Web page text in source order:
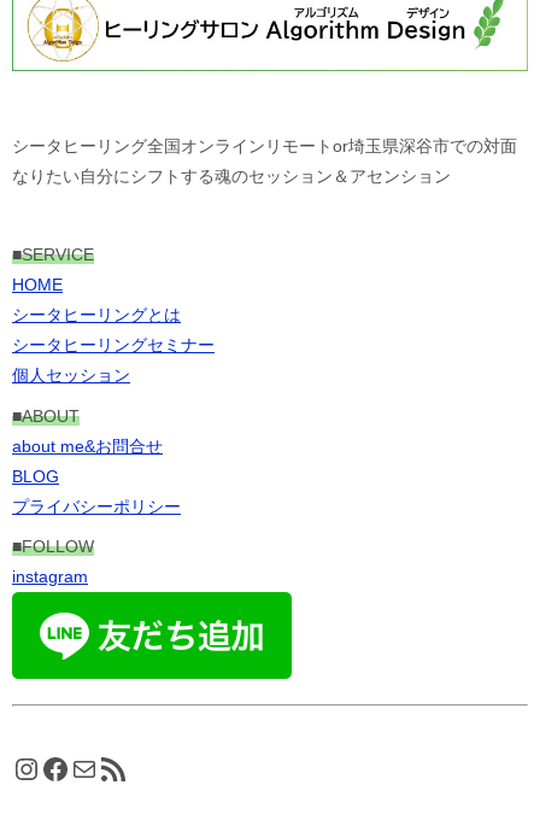
シータヒーリング全国オンラインリモートor埼玉県深谷市での対面
なりたい自分にシフトする魂のセッション＆アセンション
■SERVICE
HOME
シータヒーリングとは
シータヒーリングセミナー
個人セッション
■ABOUT
about me&お問合せ
BLOG
プライバシーポリシー
■FOLLOW
instagram
Instagram
Facebook
メールRSS フィード